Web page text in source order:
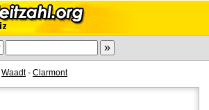
Waadt- Clarmont